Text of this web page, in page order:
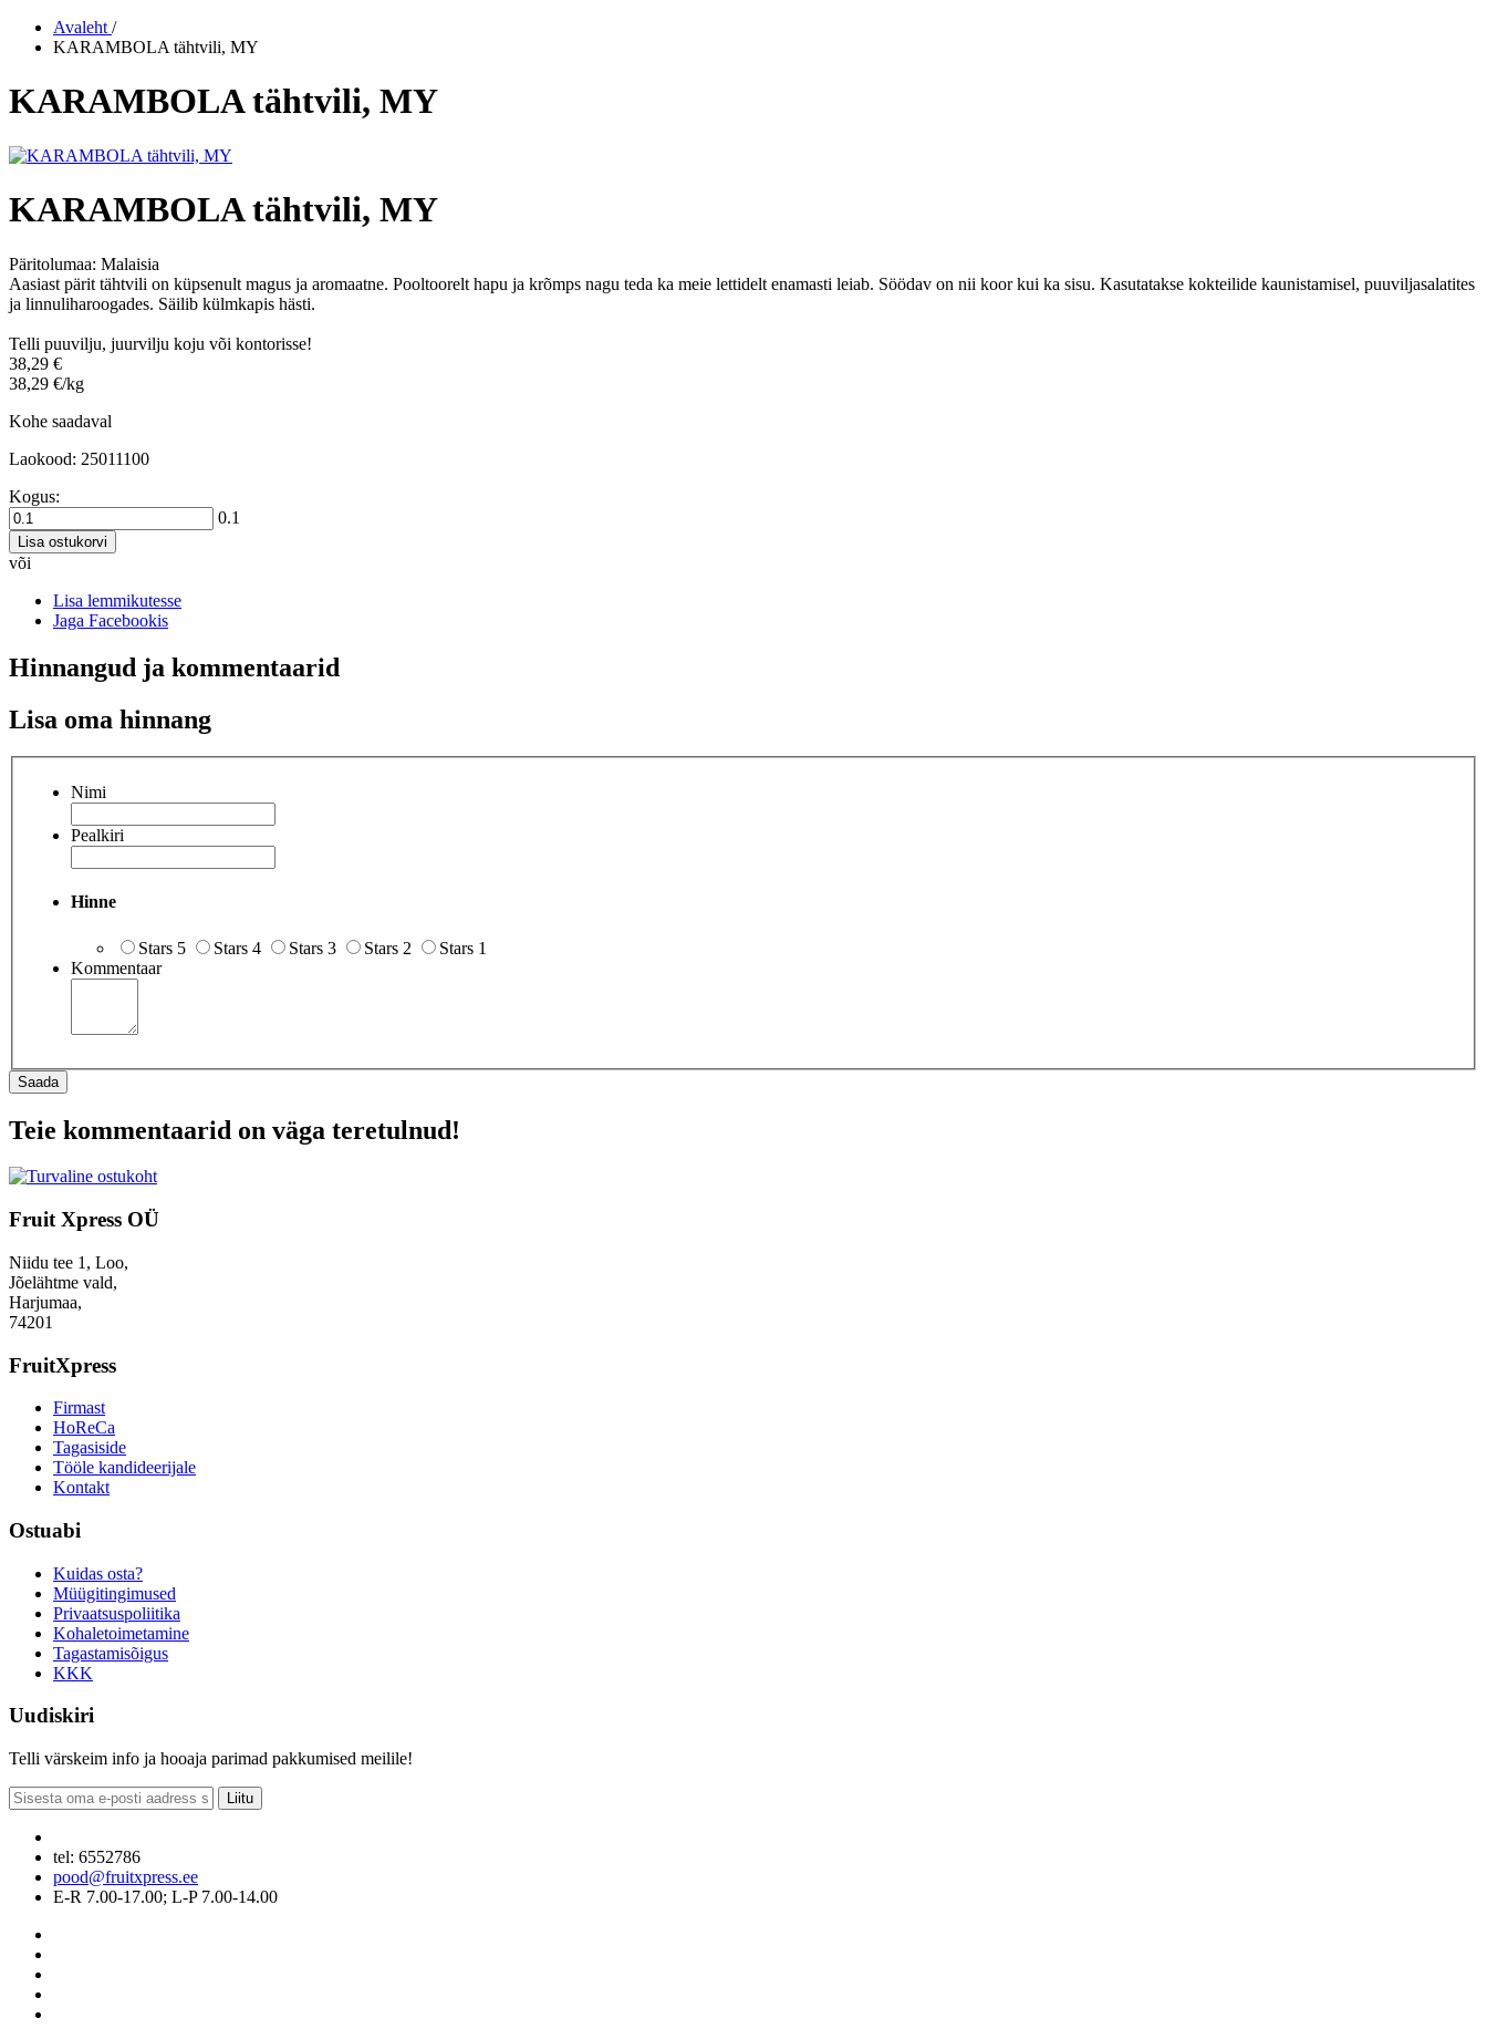
Avaleht /
KARAMBOLA tähtvili, MY
KARAMBOLA tähtvili, MY
KARAMBOLA tähtvili, MY
Päritolumaa: Malaisia
Aasiast pärit tähtvili on küpsenult magus ja aromaatne. Pooltoorelt hapu ja krõmps nagu teda ka meie lettidelt enamasti leiab. Söödav on nii koor kui ka sisu. Kasutatakse kokteilide kaunistamisel, puuviljasalatites
ja linnuliharoogades. Säilib külmkapis hästi.
Telli puuvilju, juurvilju koju või kontorisse!
38,29 €
38,29 €/kg
Kohe saadaval
Laokood: 25011100
Kogus:
0.1
Lisa ostukorvi
või
Lisa lemmikutesse
Jaga Facebookis
Hinnangud ja kommentaarid
Lisa oma hinnang
Nimi
Pealkiri
Hinne
Stars 5 Stars 4 Stars 3 Stars 2
Stars 1
Kommentaar
Saada
Teie kommentaarid on väga teretulnud!
Fruit Xpress OÜ
Niidu tee 1, Loo,
Jõelähtme vald,
Harjumaa,
74201
FruitXpress
Firmast
HoReCa
Tagasiside
Tööle kandideerijale
Kontakt
Ostuabi
Kuidas osta?
Müügitingimused
Privaatsuspoliitika
Kohaletoimetamine
Tagastamisõigus
KKK
Uudiskiri
Telli värskeim info ja hooaja parimad pakkumised meilile!
Liitu
tel: 6552786
pood@fruitxpress.ee
E-R 7.00-17.00; L-P 7.00-14.00